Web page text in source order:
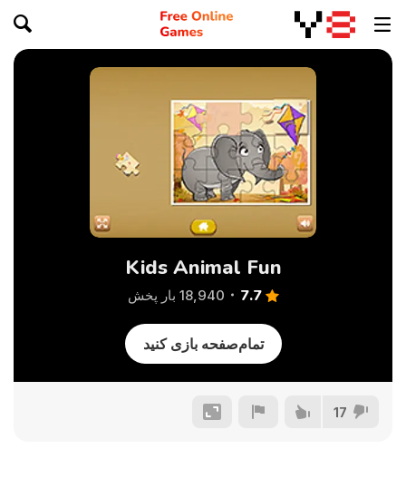
Kids Animal Fun
7.7 18,940 بار پخش
تمام‌صفحه بازی کنید
17